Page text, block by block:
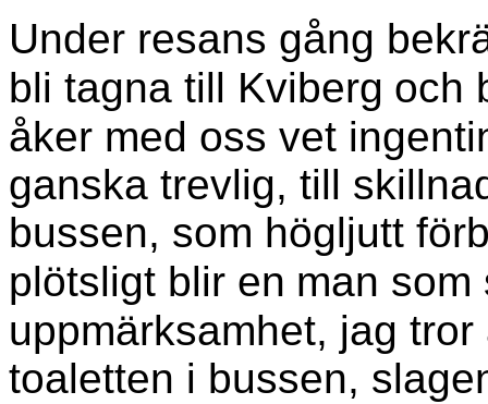
Under resans gång
bli tagna till Kviberg och
åker med oss vet
ganska trevlig, till
bussen, som högljutt
plötsligt blir en man som
uppmärksamhet, jag tror
toaletten i bussen,